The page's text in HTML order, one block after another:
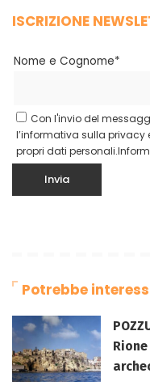
ISCRIZIONE
Nome e Cognome*
Con l'invio del
l’informativa sulla
propri dati personali.
Potrebbe